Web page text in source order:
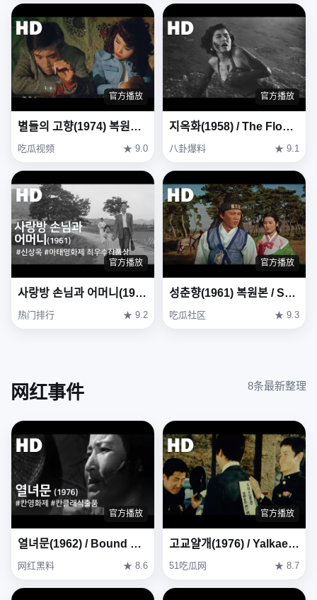
官方播放
별들의 고향(1974) 복원본 / Heavenly homecoming to stars (Byeoldeul-ui gohyang) Restoration Ver
吃瓜视频 ★ 9.0
官方播放
지옥화(1958) / The Flower in Hell (Ji-ok-hwa)
八卦爆料 ★ 9.1
官方播放
사랑방 손님과 어머니(1961) / Mother and a Guest ( Sarangbang Sonnimgwa Eomeoni )
热门排行 ★ 9.2
官方播放
성춘향(1961) 복원본 / Seong Chun-hyang ( Seong Chun-hyang ) Restoration Version
吃瓜社区 ★ 9.3
网红事件 8条最新整理
官方播放
열녀문(1962) / Bound by Chastity Rule ( Yeollyeomun )
网红黑料 ★ 8.6
官方播放
고교얄개(1976) / Yalkae, A Joker In High School (Gogyo-yalgae) (1976)
51吃瓜网 ★ 8.7